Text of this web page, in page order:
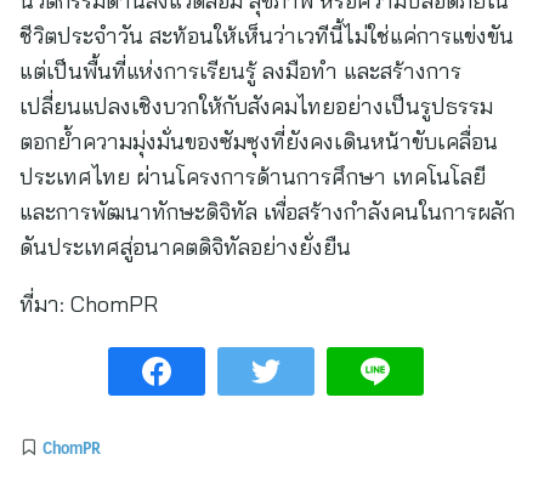
ชีวิตประจำวัน สะท้อนให้เห็นว่าเวทีนี้ไม่ใช่แค่การแข่งขัน
แต่เป็นพื้นที่แห่งการเรียนรู้ ลงมือทำ และสร้างการ
เปลี่ยนแปลงเชิงบวกให้กับสังคมไทยอย่างเป็นรูปธรรม
ตอกย้ำความมุ่งมั่นของซัมซุงที่ยังคงเดินหน้าขับเคลื่อน
ประเทศไทย ผ่านโครงการด้านการศึกษา เทคโนโลยี
และการพัฒนาทักษะดิจิทัล เพื่อสร้างกำลังคนในการผลัก
ดันประเทศสู่อนาคตดิจิทัลอย่างยั่งยืน
ที่มา: ChomPR
ChomPR